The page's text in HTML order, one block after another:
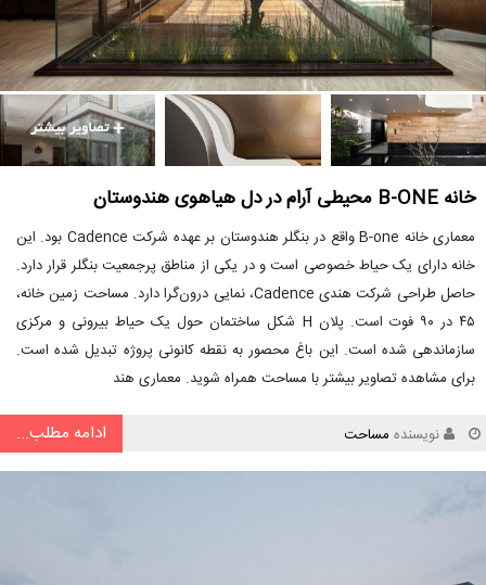
خانه B-ONE محیطی آرام در دل هیاهوی هندوستان
معماری خانه B-one واقع در بنگلر هندوستان بر عهده شرکت Cadence بود. این
خانه دارای یک حیاط خصوصی است و در یکی از مناطق پرجمعیت بنگلر قرار دارد.
حاصل طراحی شرکت هندی Cadence، نمایی درون‌گرا دارد. مساحت زمین خانه،
۴۵ در ۹۰ فوت است. پلان H شکل ساختمان حول یک حیاط بیرونی و مرکزی
سازماندهی شده است. این باغ محصور به نقطه کانونی پروژه تبدیل شده است.
برای مشاهده تصاویر بیشتر با مساحت همراه شوید. معماری هند
نویسنده مساحت ادامه مطلب...